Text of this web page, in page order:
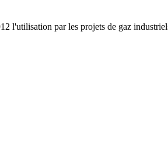
l'utilisation par les projets de gaz